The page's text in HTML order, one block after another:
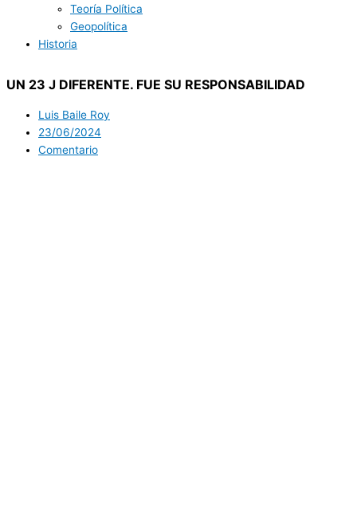
Teoría Política
Geopolítica
Historia
UN 23 J DIFERENTE. FUE SU RESPONSABILIDAD
Luis Baile Roy
23/06/2024
Comentario